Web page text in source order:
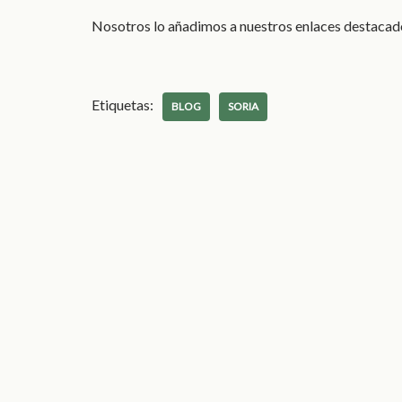
Nosotros lo añadimos a nuestros enlaces
Etiquetas: BLOG SORIA